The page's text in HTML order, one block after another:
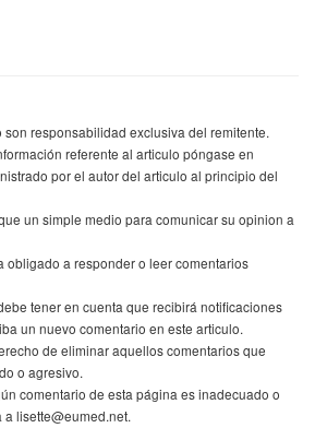
responsabilidad exclusiva del remitente.
referente al articulo póngase en
por el autor del articulo al principio del
un simple medio para comunicar su opinion a
obligado a responder o leer comentarios
tener en cuenta que recibirá notificaciones
un nuevo comentario en este articulo.
de eliminar aquellos comentarios que
o agresivo.
comentario de esta página es inadecuado o
lisette@eumed.net.